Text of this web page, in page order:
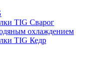
TIG Сварог
охлаждением
TIG Кедр